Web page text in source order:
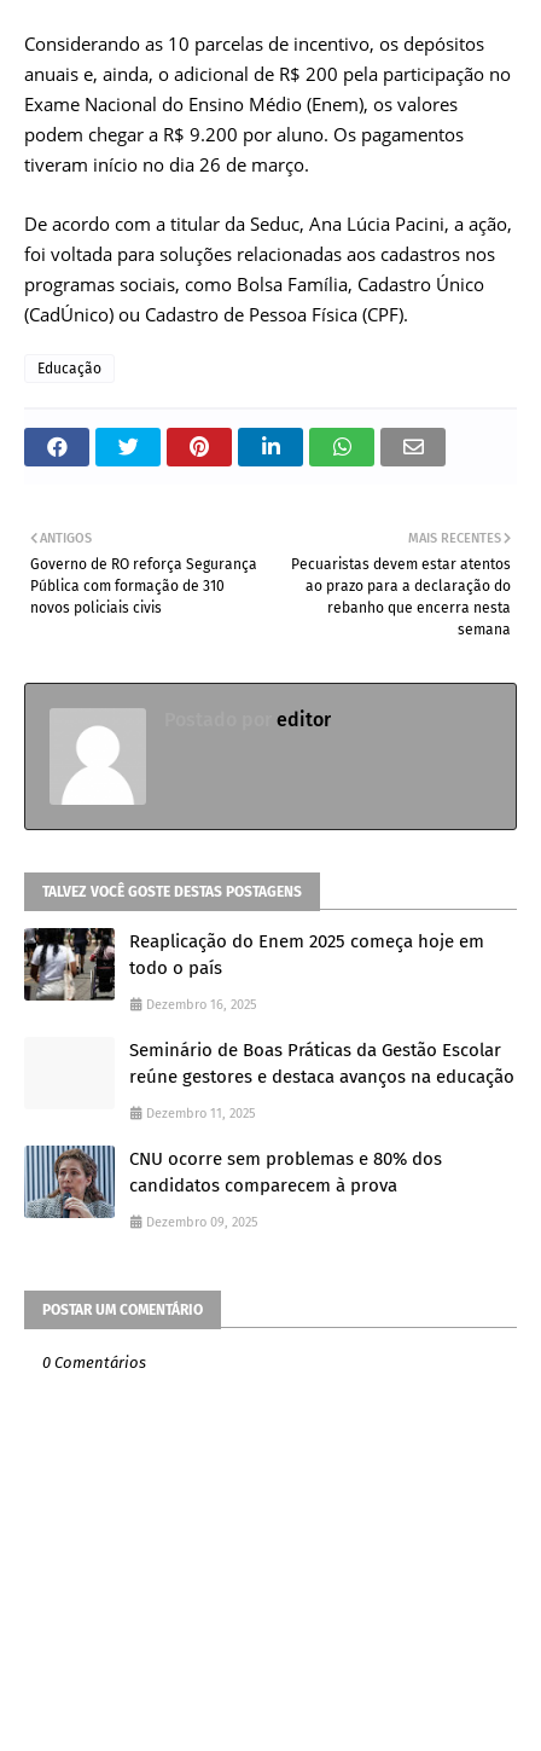
Considerando as 10 parcelas de incentivo, os depósitos
anuais e, ainda, o adicional de R$ 200 pela participação no
Exame Nacional do Ensino Médio (Enem), os valores
podem chegar a R$ 9.200 por aluno. Os pagamentos
tiveram início no dia 26 de março.
De acordo com a titular da Seduc, Ana Lúcia Pacini, a ação,
foi voltada para soluções relacionadas aos cadastros nos
programas sociais, como Bolsa Família, Cadastro Único
(CadÚnico) ou Cadastro de Pessoa Física (CPF).
Educação
MAIS RECENTES
Pecuaristas devem estar atentos
ao prazo para a declaração do
rebanho que encerra nesta
semana
ANTIGOS
Governo de RO reforça Segurança
Pública com formação de 310
novos policiais civis
editor
TALVEZ VOCÊ GOSTE DESTAS POSTAGENS
Reaplicação do Enem 2025 começa hoje em
todo o país
Dezembro 16, 2025
Seminário de Boas Práticas da Gestão Escolar
reúne gestores e destaca avanços na educação
Dezembro 11, 2025
CNU ocorre sem problemas e 80% dos
candidatos comparecem à prova
Dezembro 09, 2025
POSTAR UM COMENTÁRIO
0 Comentários